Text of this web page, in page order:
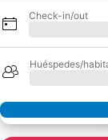
Check-in/out
Huéspedes/
Nuestros socios